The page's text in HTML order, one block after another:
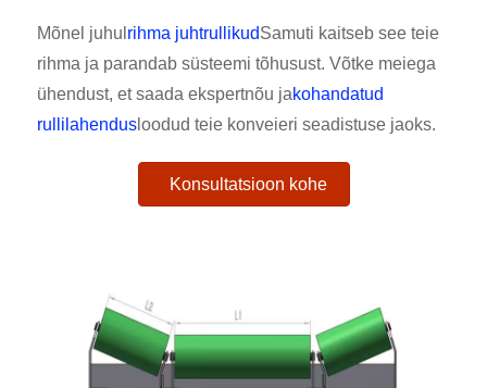
Mõnel juhul rihma juhtrullikudSamuti kaitseb see teie
rihma ja parandab süsteemi tõhusust. Võtke meiega
ühendust, et saada ekspertnõu jakohandatud
rullilahendus loodud teie konveieri seadistuse jaoks.
Konsultatsioon kohe